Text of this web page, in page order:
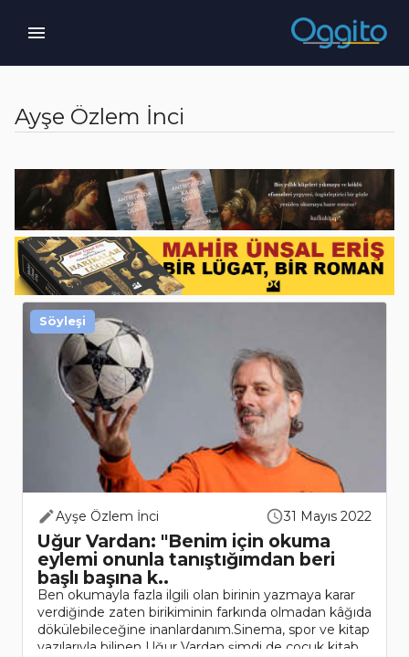
Ayşe Özlem İnci
Ayşe Özlem İnci 31 Mayıs 2022
Uğur Vardan: "Benim için okuma
eylemi onunla tanıştığımdan beri
başlı başına k..
Ben okumayla fazla ilgili olan birinin yazmaya karar
verdiğinde zaten birikiminin farkında olmadan kâğıda
dökülebileceğine inanlardanım.Sinema, spor ve kitap
yazılarıyla bilinen Uğur Vardan şimdi de çocuk kitab..
Söyleşi